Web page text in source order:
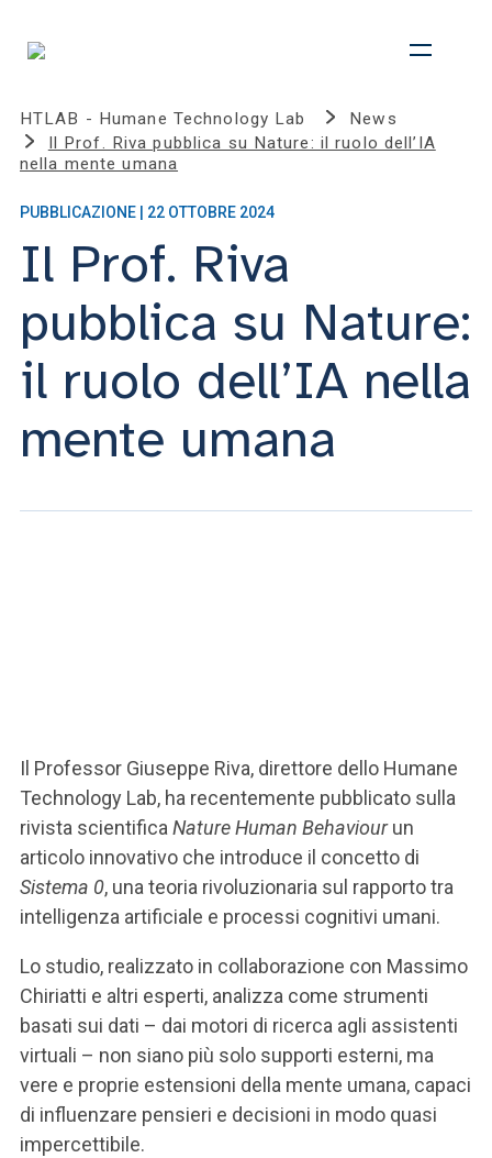
HTLAB - Humane Technology Lab
News
Il Prof. Riva pubblica su Nature: il ruolo dell’IA
nella mente umana
PUBBLICAZIONE | 22 OTTOBRE 2024
Il Prof. Riva
pubblica su Nature:
il ruolo dell’IA nella
mente umana
Il Professor Giuseppe Riva, direttore dello Humane
Technology Lab, ha recentemente pubblicato sulla
rivista scientificaNature Human Behaviourun
articolo innovativo che introduce il concetto di
Sistema 0, una teoria rivoluzionaria sul rapporto tra
intelligenza artificiale e processi cognitivi umani.
Lo studio, realizzato in collaborazione con Massimo
Chiriatti e altri esperti, analizza come strumenti
basati sui dati – dai motori di ricerca agli assistenti
virtuali – non siano più solo supporti esterni, ma
vere e proprie estensioni della mente umana, capaci
di influenzare pensieri e decisioni in modo quasi
impercettibile.